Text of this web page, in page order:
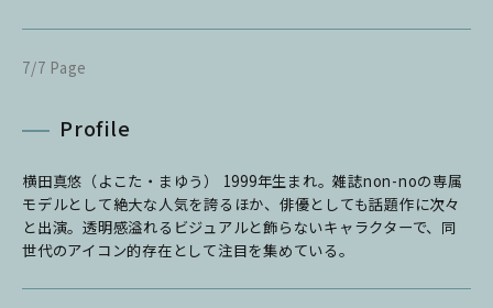
7/7 Page
Profile
横田真悠（よこた・まゆう） 1999年生まれ。雑誌non-noの専属
モデルとして絶大な人気を誇るほか、俳優としても話題作に次々
と出演。透明感溢れるビジュアルと飾らないキャラクターで、同
世代のアイコン的存在として注目を集めている。